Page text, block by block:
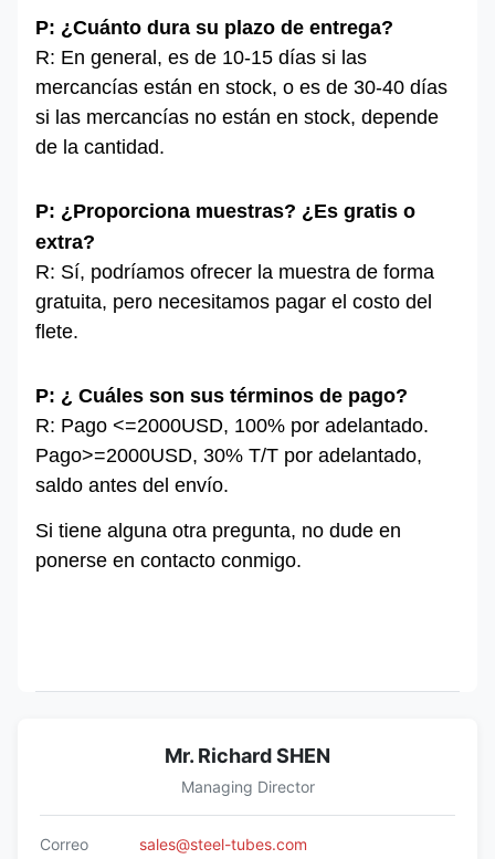
P: ¿Cuánto dura su plazo de entrega?
R: En general, es de 10-15 días si las
mercancías están en stock, o es de 30-40 días
si las mercancías no están en stock, depende
de la cantidad.
P: ¿Proporciona muestras? ¿Es gratis o
extra?
R: Sí, podríamos ofrecer la muestra de forma
gratuita, pero necesitamos pagar el costo del
flete.
P: ¿ Cuáles son sus términos de pago?
R: Pago <=2000USD, 100% por adelantado.
Pago>=2000USD, 30% T/T por adelantado,
saldo antes del envío.
Si tiene alguna otra pregunta, no dude en
ponerse en contacto conmigo.
Mr. Richard SHEN
Managing Director
Correo
sales@steel-tubes.com